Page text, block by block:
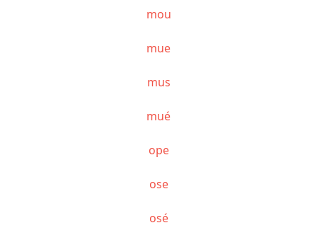
mou
mue
mus
mué
ope
ose
osé